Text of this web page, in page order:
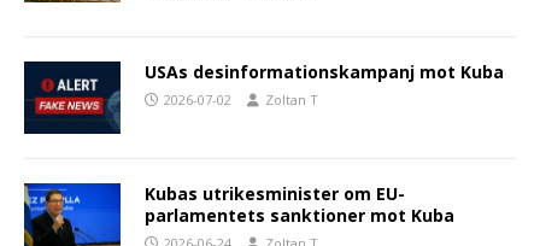
USAs desinformationskampanj mot Kuba
2026-07-02 Zoltan T
Kubas utrikesminister om EU-
parlamentets sanktioner mot Kuba